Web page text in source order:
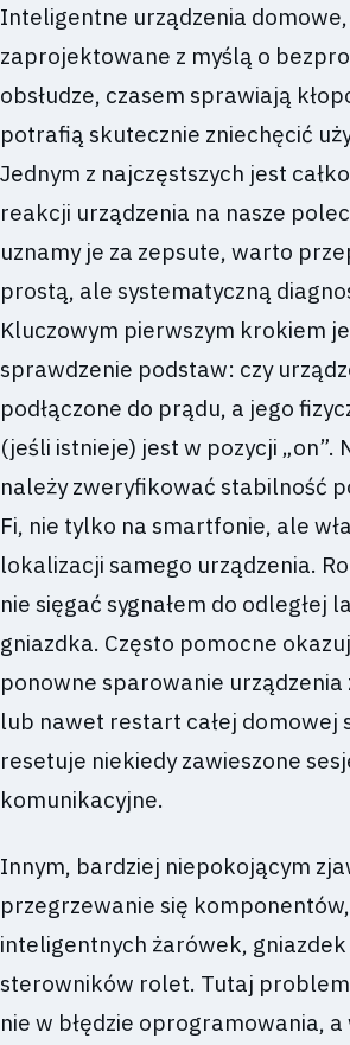
Inteligentne urządzenia
zaprojektowane z myślą o
obsłudze, czasem sprawiają
potrafią skutecznie zniechęcić
Jednym z najczęstszych jest
reakcji urządzenia na nasze
uznamy je za zepsute, warto
prostą, ale systematyczną
Kluczowym pierwszym krokiem
sprawdzenie podstaw: czy
podłączone do prądu, a jego
(jeśli istnieje) jest w pozycji „on”.
należy zweryfikować stabilność
Fi, nie tylko na smartfonie, ale
lokalizacji samego urządzenia.
nie sięgać sygnałem do odległej
gniazdka. Często pomocne
ponowne sparowanie urządzenia
lub nawet restart całej domowej
resetuje niekiedy zawieszone
komunikacyjne.
Innym, bardziej niepokojącym
przegrzewanie się
inteligentnych żarówek, gniazdek
sterowników rolet. Tutaj
nie w błędzie oprogramowania, a